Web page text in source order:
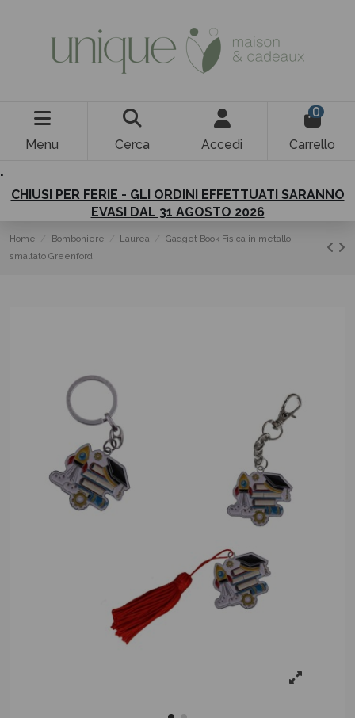
Menu Cerca Accedi
0
Carrello
.
CHIUSI PER FERIE - GLI ORDINI EFFETTUATI SARANNO
EVASI DAL 31 AGOSTO 2026
Home Bomboniere Laurea
Gadget Book Fisica in metallo
smaltato Greenford